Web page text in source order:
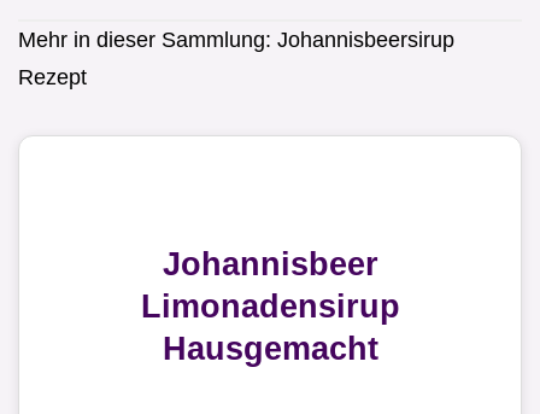
Mehr in dieser Sammlung: Johannisbeersirup
Rezept
Johannisbeer
Limonadensirup
Hausgemacht